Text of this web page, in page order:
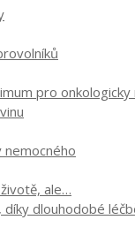
pro
nemocného
ale…
díky dlouhodobé